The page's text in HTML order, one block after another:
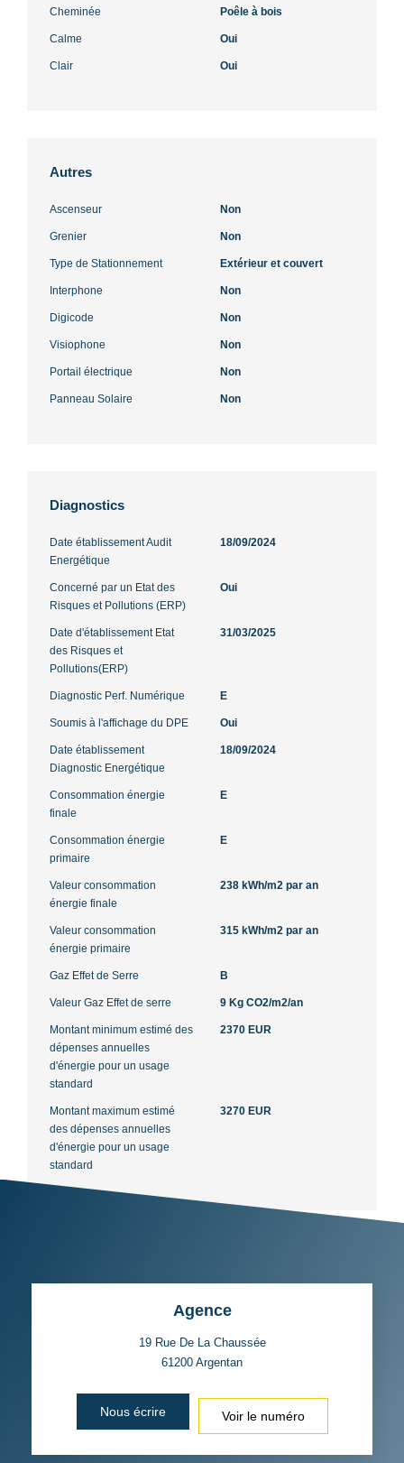
Cheminée Poêle à bois
Calme Oui
Clair Oui
Autres
Ascenseur Non
Grenier Non
Type de Stationnement Extérieur et couvert
Interphone Non
Digicode Non
Visiophone Non
Portail électrique Non
Panneau Solaire Non
Diagnostics
Date établissement Audit
Energétique
18/09/2024
Concerné par un Etat des
Risques et Pollutions (ERP)
Oui
Date d'établissement Etat
des Risques et
Pollutions(ERP)
31/03/2025
Diagnostic Perf. Numérique E
Soumis à l'affichage du DPE Oui
Date établissement
Diagnostic Energétique
18/09/2024
Consommation énergie
finale
E
Consommation énergie
primaire
E
Valeur consommation
énergie finale
238 kWh/m2 par an
Valeur consommation
énergie primaire
315 kWh/m2 par an
Gaz Effet de Serre B
Valeur Gaz Effet de serre 9 Kg CO2/m2/an
Montant minimum estimé des
dépenses annuelles
d'énergie pour un usage
standard
2370 EUR
Montant maximum estimé
des dépenses annuelles
d'énergie pour un usage
standard
3270 EUR
Agence
19 Rue De La Chaussée
61200 Argentan
Nous écrire Voir le numéro